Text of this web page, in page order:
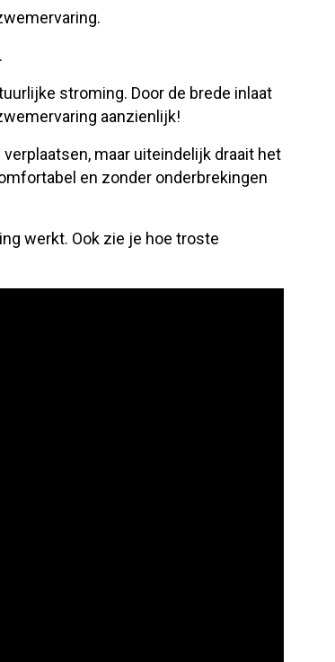
stroming. Door de brede inlaat
aanzienlijk!
maar uiteindelijk draait het
en zonder onderbrekingen
werkt. Ook zie je hoe troste